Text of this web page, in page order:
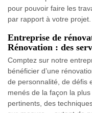
pour pouvoir faire les
par rapport à votre projet.
Entreprise de
Rénovation : des
Comptez sur notre
bénéficier d’une
de personnalité, de défis
menés de la façon la
pertinents, des